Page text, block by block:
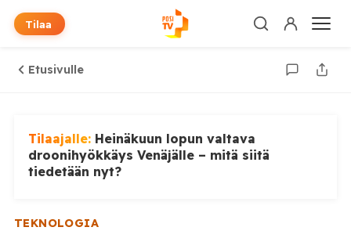
Tilaa
Etusivulle
Tilaajalle: Heinäkuun lopun valtava
droonihyökkäys Venäjälle – mitä siitä
tiedetään nyt?
TEKNOLOGIA